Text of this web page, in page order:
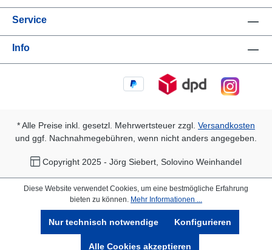
Service
Info
* Alle Preise inkl. gesetzl. Mehrwertsteuer zzgl. Versandkosten
und ggf. Nachnahmegebühren, wenn nicht anders angegeben.
Copyright 2025 - Jörg Siebert, Solovino Weinhandel
Diese Website verwendet Cookies, um eine bestmögliche Erfahrung
bieten zu können. Mehr Informationen ...
Nur technisch notwendige Konfigurieren
Alle Cookies akzeptieren